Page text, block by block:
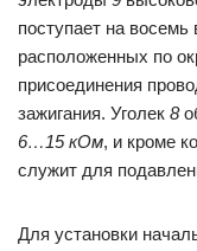
поступает на
расположенных по
присоединения
зажигания. Уголек 8
6…15 кОм, и кроме
служит для
Для установки